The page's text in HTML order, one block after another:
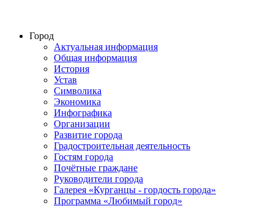
Город
Актуальная информация
Общая информация
История
Устав
Символика
Экономика
Инфографика
Организации
Развитие города
Градостроительная деятельность
Гостям города
Почётные граждане
Руководители города
Галерея «Курганцы - гордость города»
Программа «Любимый город»